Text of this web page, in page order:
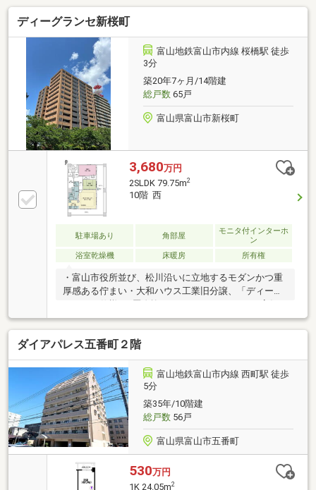
ディーグランセ新桜町
富山地鉄富山市内線 桜橋駅 徒歩
3分
築20年7ヶ月/14階建
総戸数65戸
富山県富山市新桜町
3,680万円
2SLDK 79.75m2
10階 西
駐車場あり 角部屋
モニタ付インターホ
ン
浴室乾燥機
床暖房 所有権
・富山市役所並び、松川沿いに立地するモダンかつ重
厚感ある佇まい・大和ハウス工業旧分譲、「ディーグ
感を醸し出します・逆梁アウトポール工法、高さ約
2.35ｍのハイサッシ採用・二重床、二重天井・ペット
飼育可（飼育細則による制限あり）・独立性の高い4
面開口部を設けた西・北角住戸・LD、居室は天井高約
2.55ｍ・広々としたL字型バルコニー、スロップシンク
付き・リビングダイニング床暖房付き・約2.55ｍ幅の
独立型キッチン、ビルトイン食器洗乾燥機、窓付き・
浴室1.4×1.8サイズ、ミストサウナ機能付き
ダイアパレス五番町２階
富山地鉄富山市内線 西町駅 徒歩
5分
築35年/10階建
総戸数56戸
富山県富山市五番町
530万円
1K 24.05m2